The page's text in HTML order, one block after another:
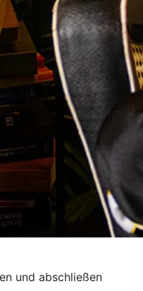
und abschließen